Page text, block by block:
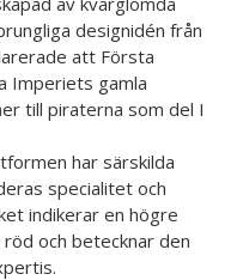
designidén från
att Första
Imperiets gamla
till piraterna som del I
har särskilda
specialitet och
indikerar en högre
och betecknar den